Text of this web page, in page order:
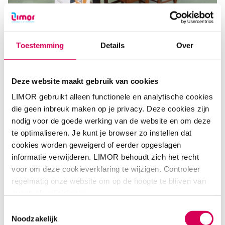
Toestemming Details Over
Deze website maakt gebruik van cookies
LIMOR gebruikt alleen functionele en analytische cookies
die geen inbreuk maken op je privacy. Deze cookies zijn
nodig voor de goede werking van de website en om deze
te optimaliseren. Je kunt je browser zo instellen dat
cookies worden geweigerd of eerder opgeslagen
informatie verwijderen. LIMOR behoudt zich het recht
voor om deze cookieverklaring te wijzigen. Controleer
regelmatig onze website om op de hoogte te blijven van
Noodzakelijk
LIMOR doet mee aan Wereld Dakloze
Mensen Dag
we met de Huiskamer van Morgen op meerdere locaties.